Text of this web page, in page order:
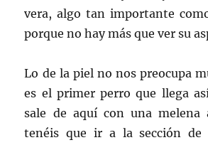
vera, algo tan importante
porque no hay más que ver su
Lo de la piel no nos preocupa
es el primer perro que llega
sale de aquí con una melena
tenéis que ir a la sección de